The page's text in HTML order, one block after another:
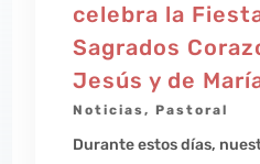
celebra la
Sagrados
Jesús y de
Noticias, Pastoral
Durante estos días,